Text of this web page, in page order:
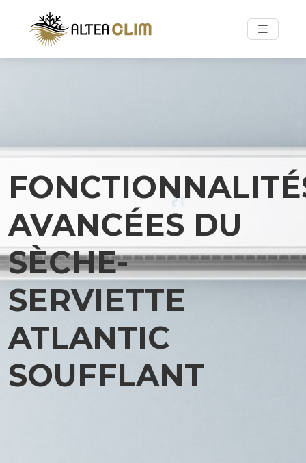
AVANCÉES DU
SÈCHE-
SERVIETTE
ATLANTIC
SOUFFLANT